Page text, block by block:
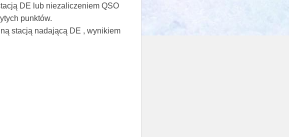
DE lub niezaliczeniem QSO
punktów.
stacją nadającą DE , wynikiem